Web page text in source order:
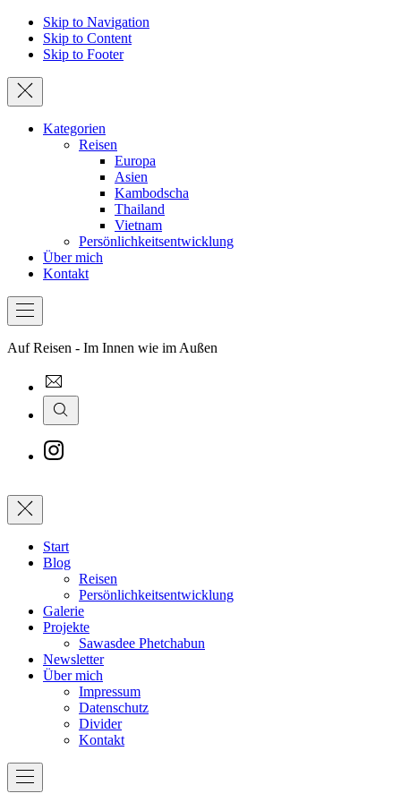
Skip to Navigation
Skip to Content
Skip to Footer
Schließen
Kategorien
Reisen
Europa
Asien
Kambodscha
Thailand
Vietnam
Persönlichkeitsentwicklung
Über mich
Kontakt
Bar
Navigation
Auf Reisen - Im Innen wie im Außen
Search
Schließen
Start
Blog
Reisen
Persönlichkeitsentwicklung
Galerie
Projekte
Sawasdee Phetchabun
Newsletter
Über mich
Impressum
Datenschutz
Divider
Kontakt
Navigation